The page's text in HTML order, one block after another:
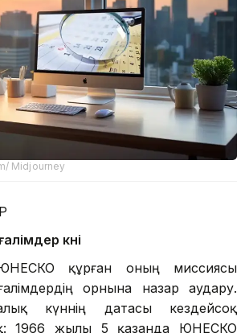
Midjourney
күні
құрған оның миссиясы
орнына назар аудару.
күннің датасы кездейсоқ
1966 жылы 5 қазанда ЮНЕСКО